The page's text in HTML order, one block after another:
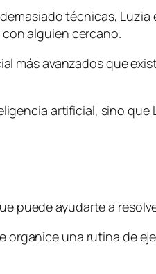
técnicas,
alguien cercano.
más avanzados que
artificial, sino
puede ayudarte a
organice una rutina de